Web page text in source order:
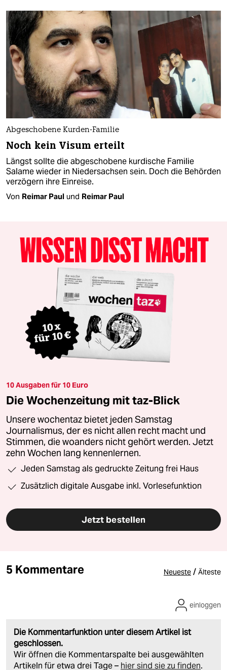
Abgeschobene Kurden-Familie
Noch kein Visum erteilt
Längst sollte die abgeschobene kurdische Familie
Salame wieder in Niedersachsen sein. Doch die Behörden
verzögern ihre Einreise.
Von Reimar Paul und Reimar Paul
10 Ausgaben für 10 Euro
Die Wochenzeitung mit taz-Blick
Unsere wochentaz bietet jeden Samstag
Journalismus, der es nicht allen recht macht und
Stimmen, die woanders nicht gehört werden. Jetzt
zehn Wochen lang kennenlernen.
Jeden Samstag als gedruckte Zeitung frei Haus
Zusätzlich digitale Ausgabe inkl. Vorlesefunktion
Jetzt bestellen
5 Kommentare Neueste / Älteste
Die Kommentarfunktion unter diesem Artikel ist
geschlossen.
Wir öffnen die Kommentarspalte bei ausgewählten
Artikeln für etwa drei Tage – hier sind sie zu finden.
einloggen